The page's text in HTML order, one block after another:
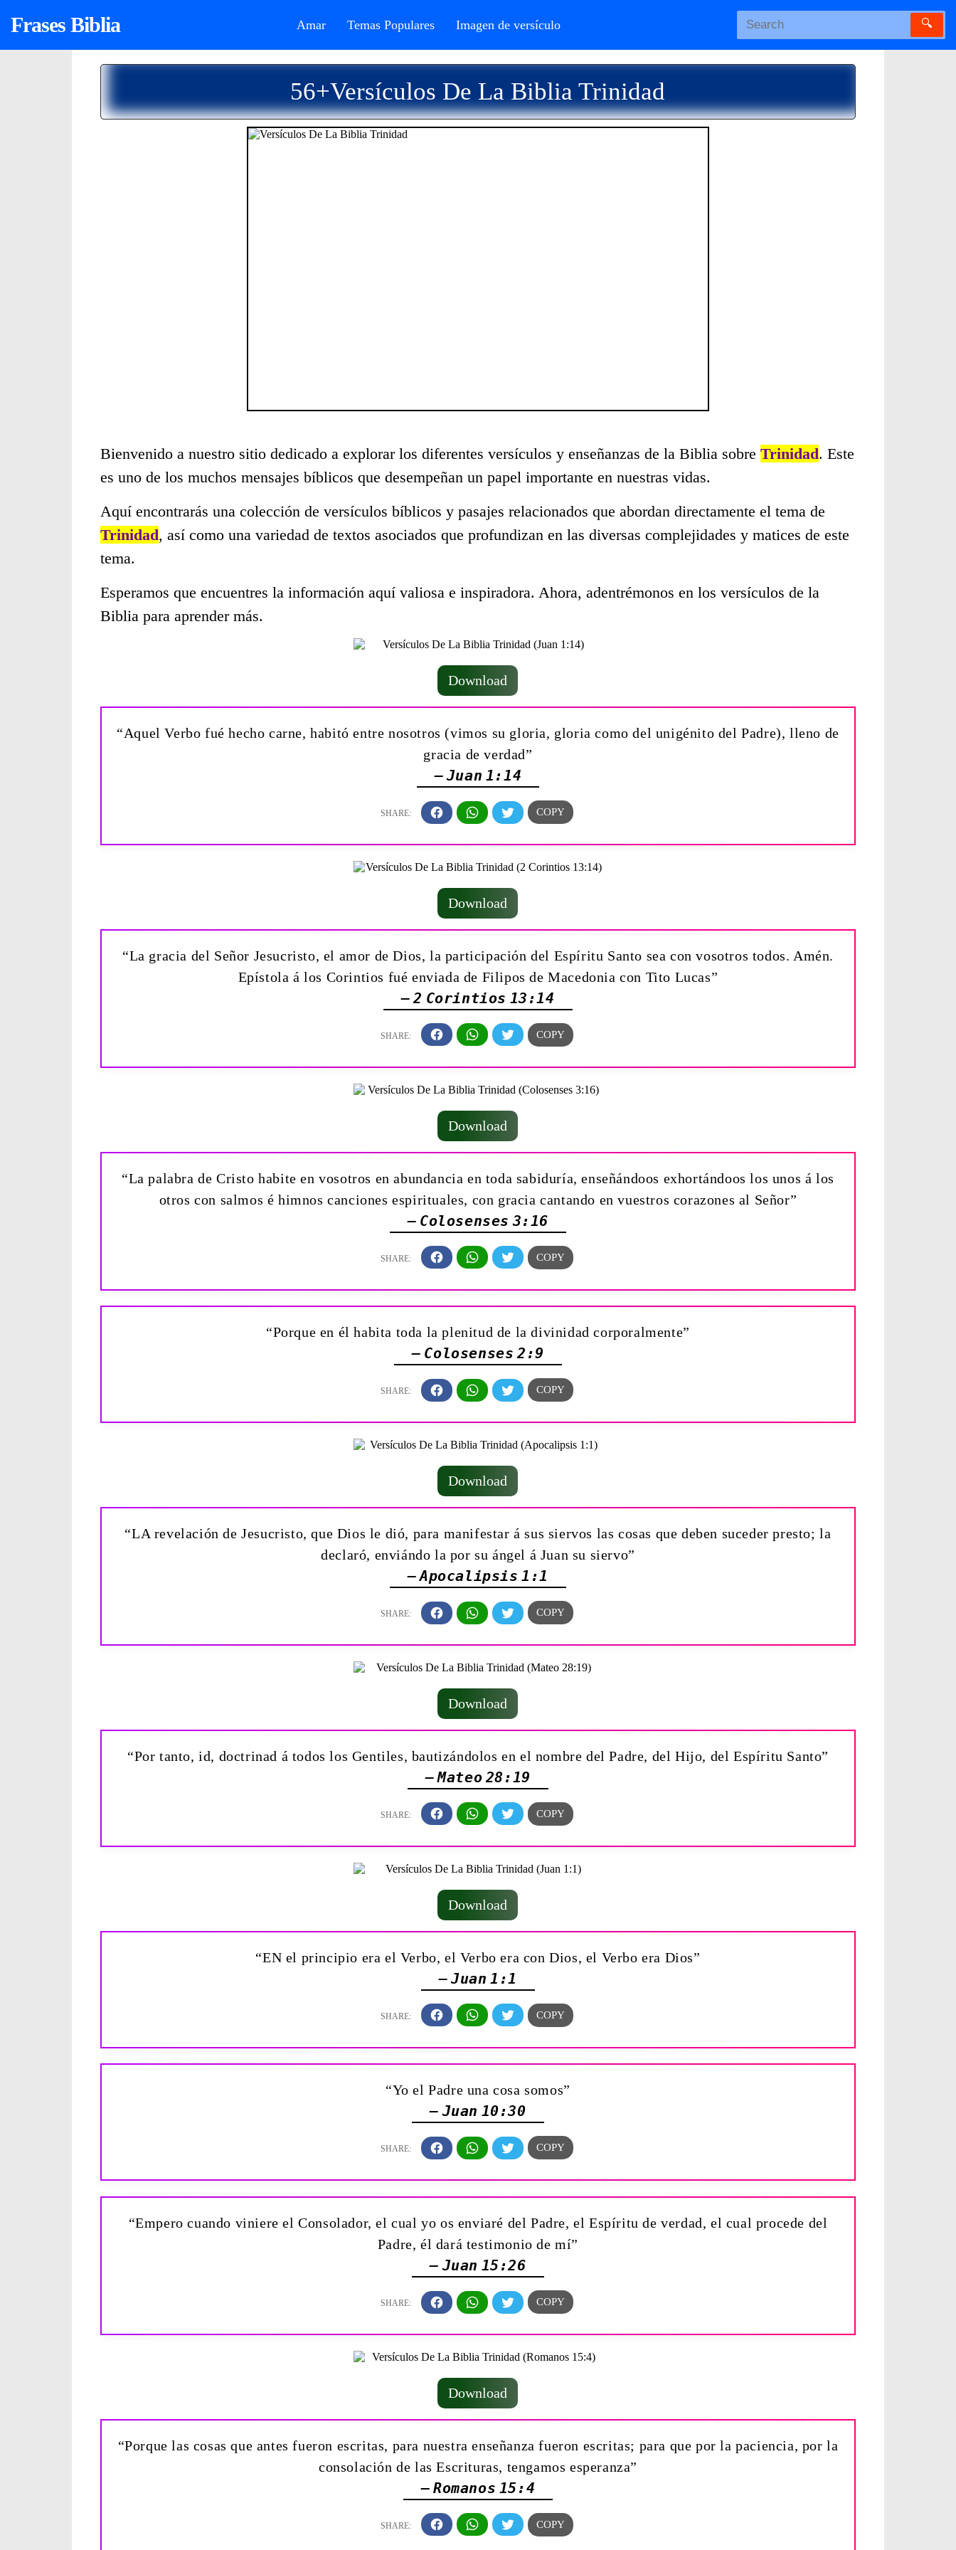
Frases Biblia Amar Temas Populares Imagen de versículo 🔍
56+Versículos De La Biblia Trinidad
Bienvenido a nuestro sitio dedicado a explorar los diferentes versículos y enseñanzas de la Biblia sobre Trinidad. Este
es uno de los muchos mensajes bíblicos que desempeñan un papel importante en nuestras vidas.
Aquí encontrarás una colección de versículos bíblicos y pasajes relacionados que abordan directamente el tema de
Trinidad, así como una variedad de textos asociados que profundizan en las diversas complejidades y matices de este
tema.
Esperamos que encuentres la información aquí valiosa e inspiradora. Ahora, adentrémonos en los versículos de la
Biblia para aprender más.
Download
“Aquel Verbo fué hecho carne, habitó entre nosotros (vimos su gloria, gloria como del unigénito del Padre), lleno de
gracia de verdad”
— Juan 1:14
Download
“La gracia del Señor Jesucristo, el amor de Dios, la participación del Espíritu Santo sea con vosotros todos. Amén.
Epístola á los Corintios fué enviada de Filipos de Macedonia con Tito Lucas”
— 2 Corintios 13:14
Download
“La palabra de Cristo habite en vosotros en abundancia en toda sabiduría, enseñándoos exhortándoos los unos á los
otros con salmos é himnos canciones espirituales, con gracia cantando en vuestros corazones al Señor”
— Colosenses 3:16
“Porque en él habita toda la plenitud de la divinidad corporalmente”
— Colosenses 2:9
Download
“LA revelación de Jesucristo, que Dios le dió, para manifestar á sus siervos las cosas que deben suceder presto; la
declaró, enviándo la por su ángel á Juan su siervo”
— Apocalipsis 1:1
Download
“Por tanto, id, doctrinad á todos los Gentiles, bautizándolos en el nombre del Padre, del Hijo, del Espíritu Santo”
— Mateo 28:19
Download
“EN el principio era el Verbo, el Verbo era con Dios, el Verbo era Dios”
— Juan 1:1
“Yo el Padre una cosa somos”
— Juan 10:30
“Empero cuando viniere el Consolador, el cual yo os enviaré del Padre, el Espíritu de verdad, el cual procede del
Padre, él dará testimonio de mí”
— Juan 15:26
Download
“Porque las cosas que antes fueron escritas, para nuestra enseñanza fueron escritas; para que por la paciencia, por la
consolación de las Escrituras, tengamos esperanza”
— Romanos 15:4